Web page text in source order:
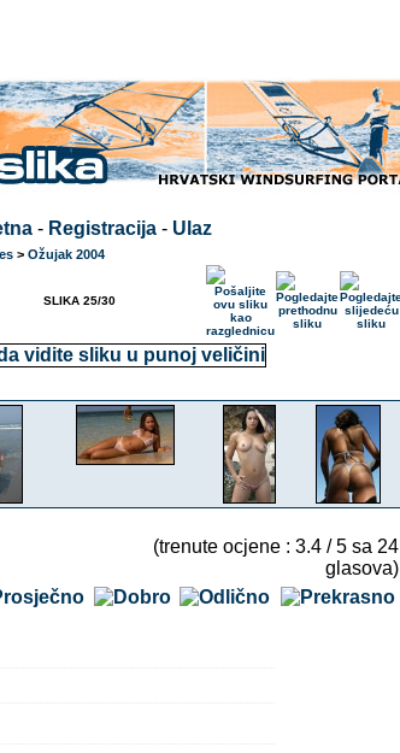
- Registracija- Ulaz
> Ožujak 2004
SLIKA 25/30
(trenute ocjene : 3.4 / 5 sa 24
glasova)